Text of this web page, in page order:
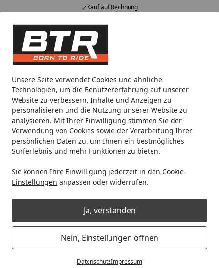
Unsere Seite verwendet Cookies und ähnliche
Technologien, um die Benutzererfahrung auf unserer
Website zu verbessern, Inhalte und Anzeigen zu
personalisieren und die Nutzung unserer Website zu
analysieren. Mit Ihrer Einwilligung stimmen Sie der
Verwendung von Cookies sowie der Verarbeitung Ihrer
persönlichen Daten zu, um Ihnen ein bestmögliches
Surferlebnis und mehr Funktionen zu bieten.
Sie können Ihre Einwilligung jederzeit in den Cookie-
Einstellungen anpassen oder widerrufen.
Ja, verstanden
Nein, Einstellungen öffnen
DatenschutzImpressum
Kauf auf Rechnung
Alle Produkte
Mein Konto
Suchen
Noch 1 Tag und 17 Stunden
Spare bis zu 35% auf EVOLIFT® Zentralständer
von BTR!
Startseite
ABUS ABUS OneKey™ ABUS OneKey™ Motorrad-
ABUS Vorhangschloss GRANIT™
37/55 (Sonderanfertigung, Plus
Code erforderlich)